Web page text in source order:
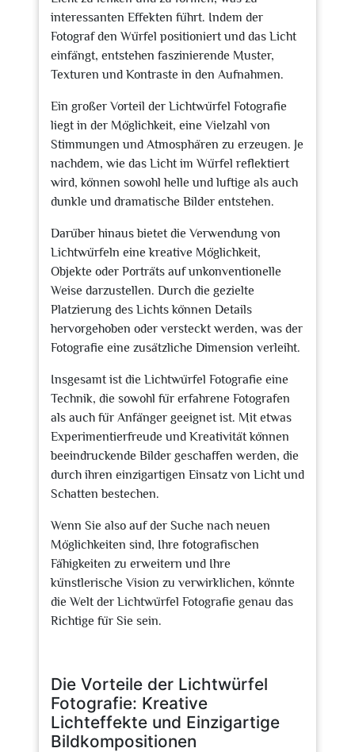
interessanten Effekten führt. Indem der
Fotograf den Würfel positioniert und das Licht
einfängt, entstehen faszinierende Muster,
Texturen und Kontraste in den Aufnahmen.
Ein großer Vorteil der Lichtwürfel Fotografie
liegt in der Möglichkeit, eine Vielzahl von
Stimmungen und Atmosphären zu erzeugen. Je
nachdem, wie das Licht im Würfel reflektiert
wird, können sowohl helle und luftige als auch
dunkle und dramatische Bilder entstehen.
Darüber hinaus bietet die Verwendung von
Lichtwürfeln eine kreative Möglichkeit,
Objekte oder Porträts auf unkonventionelle
Weise darzustellen. Durch die gezielte
Platzierung des Lichts können Details
hervorgehoben oder versteckt werden, was der
Fotografie eine zusätzliche Dimension verleiht.
Insgesamt ist die Lichtwürfel Fotografie eine
Technik, die sowohl für erfahrene Fotografen
als auch für Anfänger geeignet ist. Mit etwas
Experimentierfreude und Kreativität können
beeindruckende Bilder geschaffen werden, die
durch ihren einzigartigen Einsatz von Licht und
Schatten bestechen.
Wenn Sie also auf der Suche nach neuen
Möglichkeiten sind, Ihre fotografischen
Fähigkeiten zu erweitern und Ihre
künstlerische Vision zu verwirklichen, könnte
die Welt der Lichtwürfel Fotografie genau das
Richtige für Sie sein.
Die Vorteile der Lichtwürfel
Fotografie: Kreative
Lichteffekte und Einzigartige
Bildkompositionen